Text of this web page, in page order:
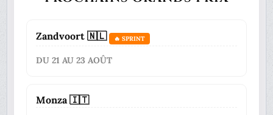
Zandvoort 🇳🇱 🔥 SPRINT
DU 21 AU 23 AOÛT
Monza 🇮🇹